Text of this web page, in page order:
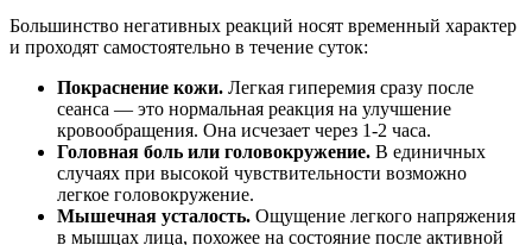
Большинство негативных реакций носят временный характер
и проходят самостоятельно в течение суток:
Покраснение кожи. Легкая гиперемия сразу после
сеанса — это нормальная реакция на улучшение
кровообращения. Она исчезает через 1-2 часа.
Головная боль или головокружение. В единичных
случаях при высокой чувствительности возможно
легкое головокружение.
Мышечная усталость. Ощущение легкого напряжения
в мышцах лица, похожее на состояние после активной